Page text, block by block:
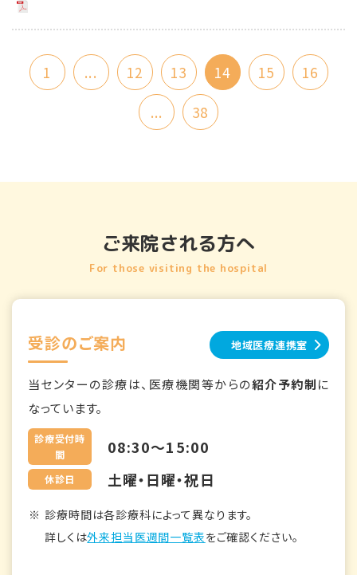
1 ... 12 13 14 15
16
...
38
ご来院される方へ
For those visiting the hospital
受診のご案内 地域医療連携室
当センターの診療は、医療機関等からの紹介予約制に
なっています。
診療受付時
間
08:30～15:00
休診日 土曜・日曜・祝日
診療時間は各診療科によって異なります。
詳しくは外来担当医週間一覧表をご確認ください。